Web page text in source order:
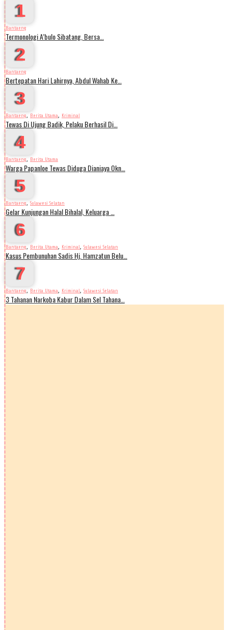
1
Bantaeng
Termonologi A’bulo Sibatang, Bersa…
2
Bantaeng
Bertepatan Hari Lahirnya, Abdul Wahab Ke…
3
Bantaeng, Berita Utama, Kriminal
Tewas Di Ujung Badik, Pelaku Berhasil Di…
4
Bantaeng, Berita Utama
Warga Papanloe Tewas Diduga Dianiaya Okn…
5
Bantaeng, Sulawesi Selatan
Gelar Kunjungan Halal Bihalal, Keluarga …
6
Bantaeng, Berita Utama, Kriminal, Sulawesi Selatan
Kasus Pembunuhan Sadis Hj. Hamzatun Belu…
7
Bantaeng, Berita Utama, Kriminal, Sulawesi Selatan
3 Tahanan Narkoba Kabur Dalam Sel Tahana…